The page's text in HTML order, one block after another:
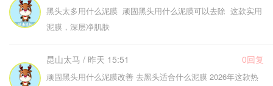
黑头太多用什么泥膜 顽固黑头用什么泥膜可以去除 这款实用
泥膜，深层净肌肤
昆山太马 / 昨天 15:51 0回复
顽固黑头用什么泥膜改善 去黑头适合什么泥膜 2026年这款热